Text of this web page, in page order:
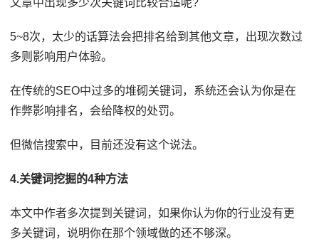
5~8次，太少的话算法会把排名给到其他文章，出现次数过
多则影响用户体验。
在传统的SEO中过多的堆砌关键词，系统还会认为你是在
作弊影响排名，会给降权的处罚。
但微信搜索中，目前还没有这个说法。
4.关键词挖掘的4种方法
本文中作者多次提到关键词，如果你认为你的行业没有更
多关键词，说明你在那个领域做的还不够深。